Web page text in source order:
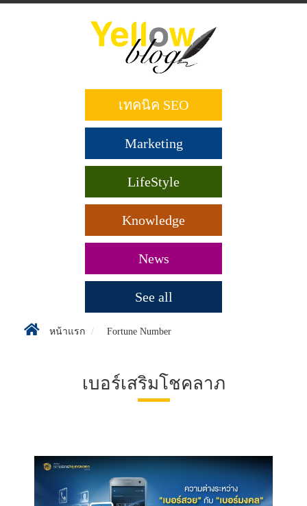
เทคนิค SEO
Marketing
LifeStyle
Knowledge
News
See all
หน้าแรก Fortune Number
เบอร์เสริมโชคลาภ